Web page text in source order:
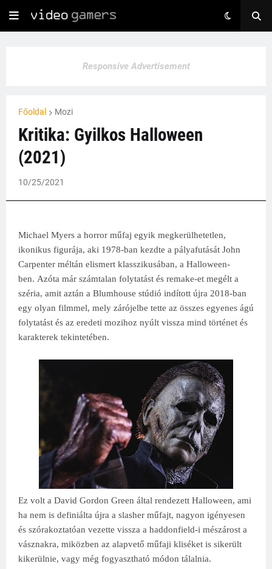
Responsive Advertisement
Főoldal Mozi
Kritika: Gyilkos Halloween
(2021)
10/25/2021
Michael Myers a horror műfaj egyik megkerülhetetlen,
ikonikus figurája, aki 1978-ban kezdte a pályafutását John
Carpenter méltán elismert klasszikusában, a Halloween-
ben. Azóta már számtalan folytatást és remake-et megélt a
széria, amit aztán a Blumhouse stúdió indított újra 2018-ban
egy olyan filmmel, mely zárójelbe tette az összes egyenes ágú
folytatást és az eredeti mozihoz nyúlt vissza mind történet és
karakterek tekintetében.
Ez volt a David Gordon Green által rendezett Halloween, ami
ha nem is definiálta újra a slasher műfajt, nagyon igényesen
és szórakoztatóan vezette vissza a haddonfield-i mészárost a
vásznakra, miközben az alapvető műfaji kliséket is sikerült
kikerülnie, vagy még fogyasztható módon tálalnia.